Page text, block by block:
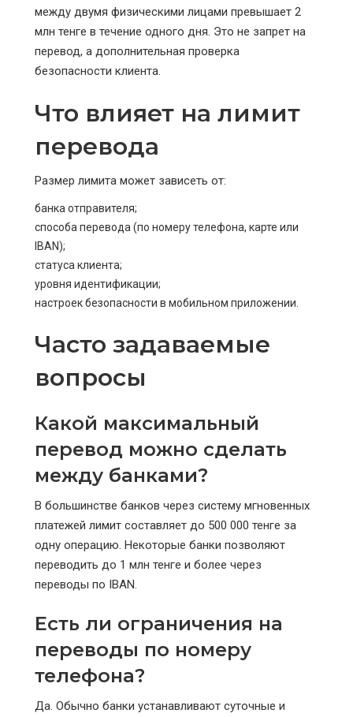
между двумя физическими лицами превышает 2
млн тенге в течение одного дня. Это не запрет на
перевод, а дополнительная проверка
безопасности клиента.
Что влияет на лимит
перевода
Размер лимита может зависеть от:
банка отправителя;
способа перевода (по номеру телефона, карте или
IBAN);
статуса клиента;
уровня идентификации;
настроек безопасности в мобильном приложении.
Часто задаваемые
вопросы
Какой максимальный
перевод можно сделать
между банками?
В большинстве банков через систему мгновенных
платежей лимит составляет до 500 000 тенге за
одну операцию. Некоторые банки позволяют
переводить до 1 млн тенге и более через
переводы по IBAN.
Есть ли ограничения на
переводы по номеру
телефона?
Да. Обычно банки устанавливают суточные и